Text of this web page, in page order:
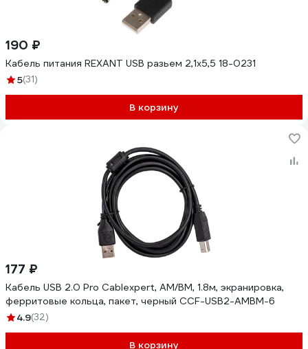
190 ₽
Кабель питания REXANT USB разьем 2,1х5,5 18-0231
5(31)
В корзину
177 ₽
Кабель USB 2.0 Pro Cablexpert, AM/BM, 1.8м, экранировка,
ферритовые кольца, пакет, черный CCF-USB2-AMBM-6
4.9(32)
В корзину